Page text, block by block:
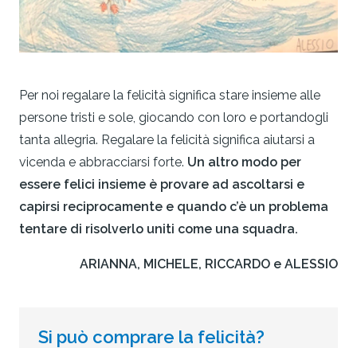
Per noi regalare la felicità significa stare insieme alle
persone tristi e sole, giocando con loro e portandogli
tanta allegria. Regalare la felicità significa aiutarsi a
vicenda e abbracciarsi forte. Un altro modo per
essere felici insieme è provare ad ascoltarsi e
capirsi reciprocamente e quando c’è un problema
tentare di risolverlo uniti come una squadra.
ARIANNA, MICHELE, RICCARDO e ALESSIO
Si può comprare la felicità?